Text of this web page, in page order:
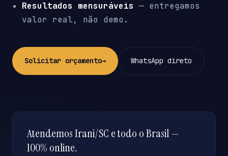
Resultados mensuráveis — entregamos
valor real, não demo.
Solicitar orçamento→ WhatsApp direto
Atendemos Irani/SC e todo o Brasil —
100% online.